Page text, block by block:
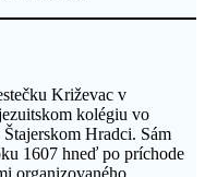
Križevac v
kolégiu vo
Hradci. Sám
1607 hneď po príchode